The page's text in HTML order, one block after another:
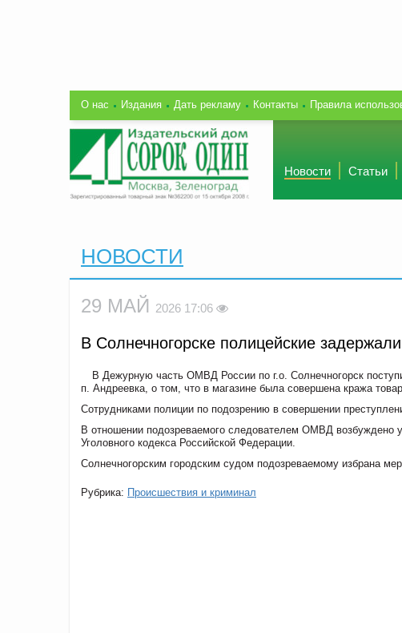
О нас Издания Дать рекламу Контакты Правила
Новости Статьи
НОВОСТИ
29 МАЙ 2026 17:06
В Солнечногорске полицейские
В Дежурную часть ОМВД России по г.о. Солнечногорск
п. Андреевка, о том, что в магазине была совершена кража
Сотрудниками полиции по подозрению в совершении
В отношении подозреваемого следователем ОМВД возбуждено
Уголовного кодекса Российской Федерации.
Солнечногорским городским судом подозреваемому избрана
Рубрика: Происшествия и криминал